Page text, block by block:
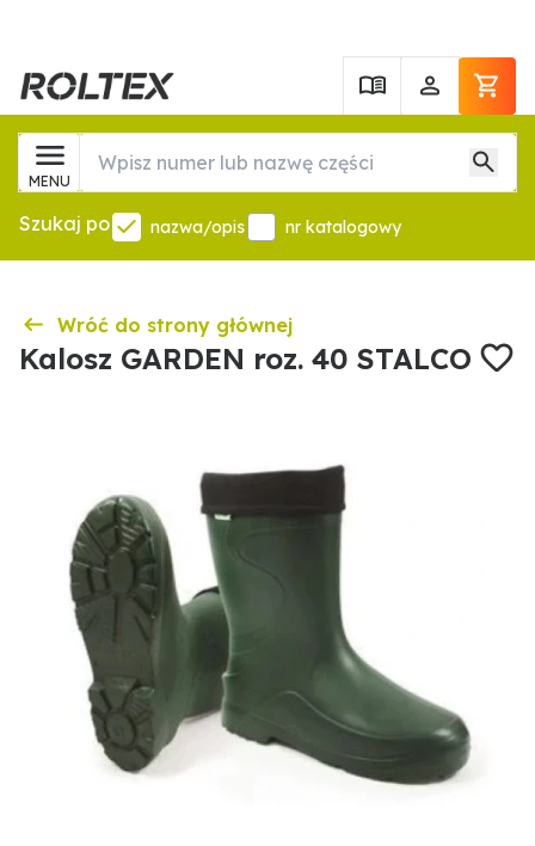
MENU
Szukaj po nazwa/opis nr katalogowy
Wróć do strony głównej
Kalosz GARDEN roz. 40 STALCO